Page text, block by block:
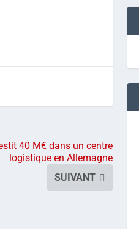
40 M€ dans un centre
logistique en Allemagne
SUIVANT